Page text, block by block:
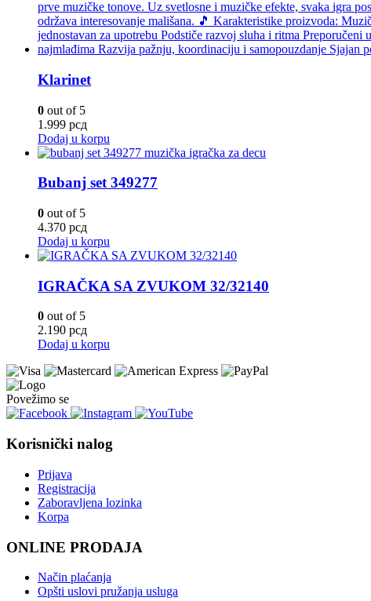
Klarinet
0 out of 5
1.999 рсд
Dodaj u korpu
Bubanj set 349277
0 out of 5
4.370 рсд
Dodaj u korpu
IGRAČKA SA ZVUKOM 32/32140
0 out of 5
2.190 рсд
Dodaj u korpu
Povežimo se
Korisnički nalog
Prijava
Registracija
Zaboravljena lozinka
Korpa
ONLINE PRODAJA
Način plaćanja
Opšti uslovi pružanja usluga